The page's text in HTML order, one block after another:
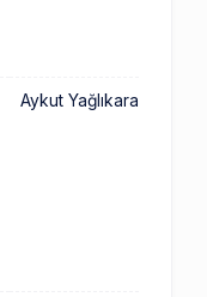
Aykut Yağlıkara